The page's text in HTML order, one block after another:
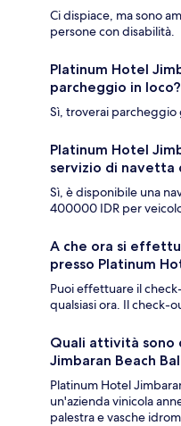
Ci dispiace, ma sono
persone con disabilità.
Platinum Hotel
parcheggio in loco?
Sì, troverai parcheggio
Platinum Hotel
servizio di navetta
Sì, è disponibile una
400000 IDR per
A che ora si
presso Platinum
Puoi effettuare il
qualsiasi ora. Il check-
Quali attività sono
Jimbaran Beach
Platinum Hotel
un'azienda vinicola
palestra e vasche